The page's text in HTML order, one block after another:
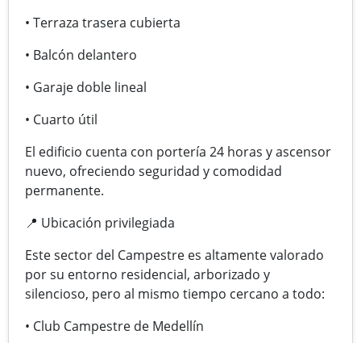
• Terraza trasera cubierta
• Balcón delantero
• Garaje doble lineal
• Cuarto útil
El edificio cuenta con portería 24 horas y ascensor
nuevo, ofreciendo seguridad y comodidad
permanente.
📍 Ubicación privilegiada
Este sector del Campestre es altamente valorado
por su entorno residencial, arborizado y
silencioso, pero al mismo tiempo cercano a todo:
• Club Campestre de Medellín